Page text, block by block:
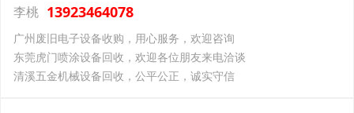
李桃 13923464078
广州废旧电子设备收购，用心服务，欢迎咨询
东莞虎门喷涂设备回收，欢迎各位朋友来电洽谈
清溪五金机械设备回收，公平公正，诚实守信